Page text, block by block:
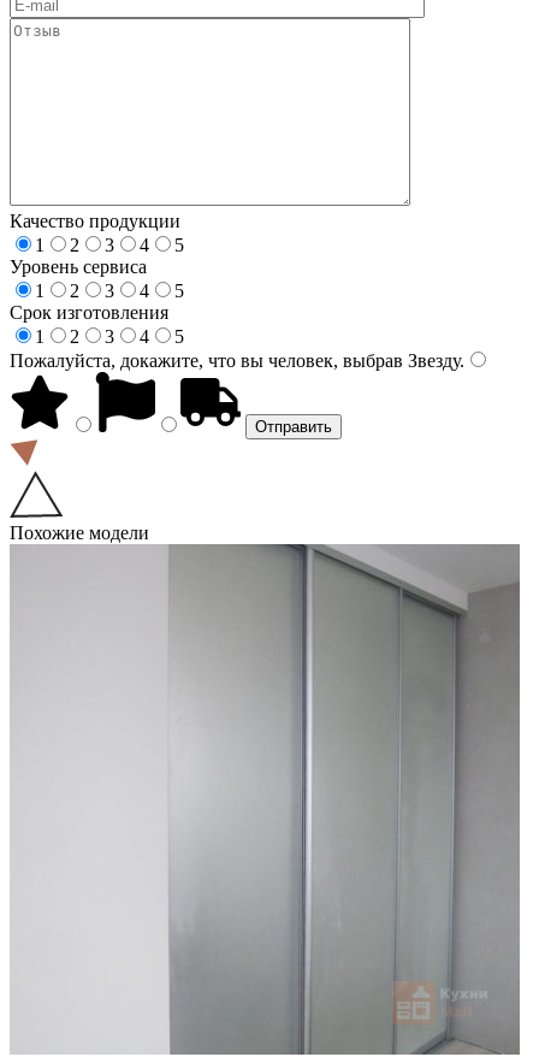
Качество продукции
1
2 3 4
5
Уровень сервиса
1
2 3 4
5
Срок изготовления
1
2 3 4
5
Пожалуйста, докажите, что вы человек, выбрав Звезду.
Похожие модели